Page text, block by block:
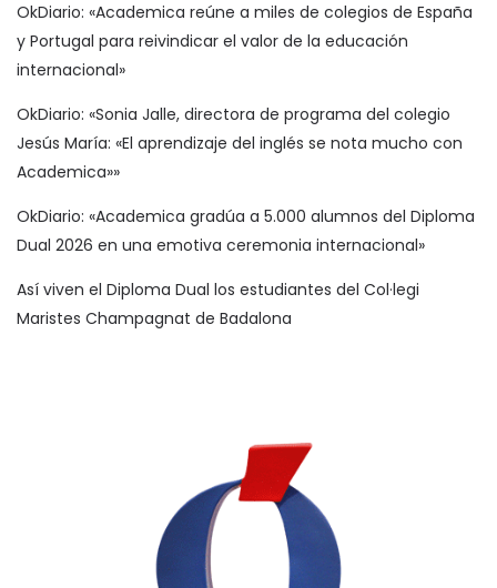
OkDiario: «Academica reúne a miles de colegios de España
y Portugal para reivindicar el valor de la educación
internacional»
OkDiario: «Sonia Jalle, directora de programa del colegio
Jesús María: «El aprendizaje del inglés se nota mucho con
Academica»»
OkDiario: «Academica gradúa a 5.000 alumnos del Diploma
Dual 2026 en una emotiva ceremonia internacional»
Así viven el Diploma Dual los estudiantes del Col·legi
Maristes Champagnat de Badalona